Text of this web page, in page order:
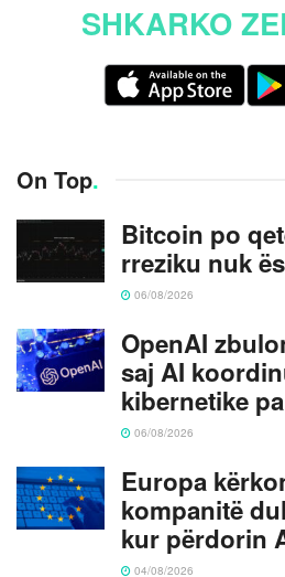
SHKARKO
On Top.
Bitcoin po
rreziku nuk
06/08/2026
OpenAI
saj AI
kibernetike
06/08/2026
Europa
kompanitë
kur përdorin
04/08/2026